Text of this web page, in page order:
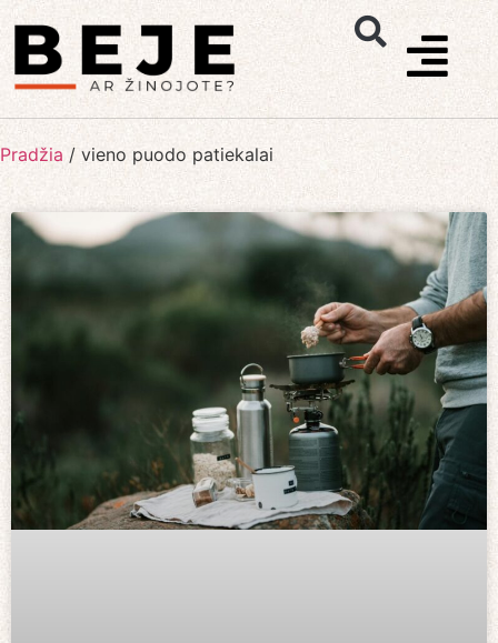
Pradžia / vieno puodo patiekalai